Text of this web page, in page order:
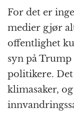
For det er
medier gjør
offentlighet
syn på
politikere.
klimasaker,